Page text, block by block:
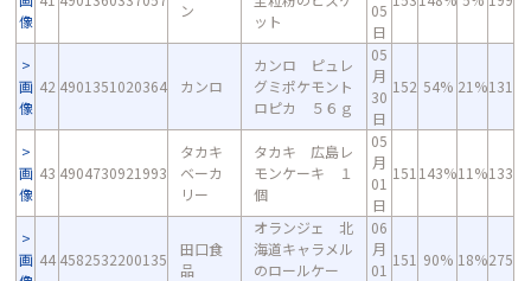
像
ン
ット
05
日
画
像
42 4901351020364 カンロ
カンロ ピュレ
グミポケモント
ロピカ ５６ｇ
05
月
30
日
152 54% 21%131
画
像
43 4904730921993
タカキ
ベーカ
リー
タカキ 広島レ
モンケーキ １
個
05
月
01
日
151 143%11%133
画 44 4582532200135
田口食
品
オランジェ 北
海道キャラメル
のロールケー
06
月
01
151 90% 18%275